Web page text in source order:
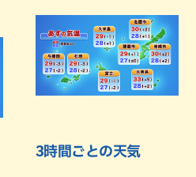
3時間ごとの天気